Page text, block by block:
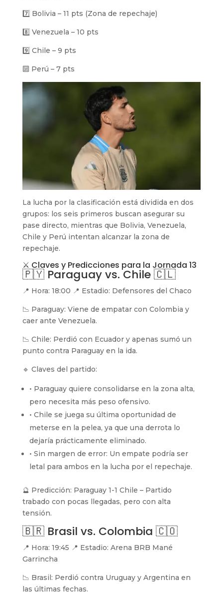
7️⃣ Bolivia – 11 pts (Zona de repechaje)
8️⃣ Venezuela – 10 pts
9️⃣ Chile – 9 pts
🔟 Perú – 7 pts
La lucha por la clasificación está dividida en dos
grupos: los seis primeros buscan asegurar su
pase directo, mientras que Bolivia, Venezuela,
Chile y Perú intentan alcanzar la zona de
repechaje.
⚔ Claves y Predicciones para la Jornada 13
🇵🇾 Paraguay vs. Chile 🇨🇱
📍 Hora: 18:00 📍 Estadio: Defensores del Chaco
📉 Paraguay: Viene de empatar con Colombia y
caer ante Venezuela.
📉 Chile: Perdió con Ecuador y apenas sumó un
punto contra Paraguay en la ida.
🔹 Claves del partido:
• Paraguay quiere consolidarse en la zona alta,
pero necesita más peso ofensivo.
• Chile se juega su última oportunidad de
meterse en la pelea, ya que una derrota lo
dejaría prácticamente eliminado.
• Sin margen de error: Un empate podría ser
letal para ambos en la lucha por el repechaje.
🔮 Predicción: Paraguay 1-1 Chile – Partido
trabado con pocas llegadas, pero con alta
tensión.
🇧🇷 Brasil vs. Colombia 🇨🇴
📍 Hora: 19:45 📍 Estadio: Arena BRB Mané
Garrincha
📉 Brasil: Perdió contra Uruguay y Argentina en
las últimas fechas.